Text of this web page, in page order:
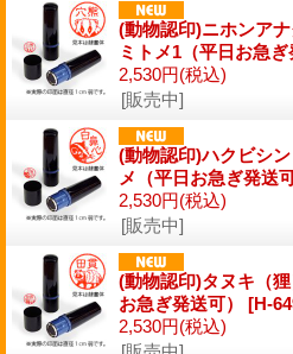
(動物認印)ニホンアナ
ミトメ1（平日お急ぎ
2,530円(税込)
[販売中]
(動物認印)ハクビシ
メ（平日お急ぎ発送
2,530円(税込)
[販売中]
(動物認印)タヌキ（
お急ぎ発送可） [H-
2,530円(税込)